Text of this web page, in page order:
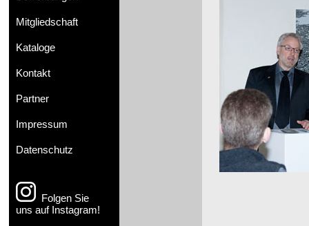
Mitgliedschaft
Kataloge
Kontakt
Partner
Impressum
Datenschutz
Folgen Sie
uns auf Instagram!